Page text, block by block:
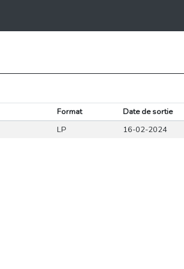
Format Date de sortie
LP 16-02-2024